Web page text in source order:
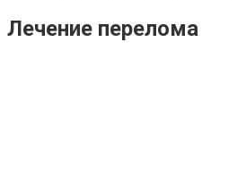
Лечение перелома